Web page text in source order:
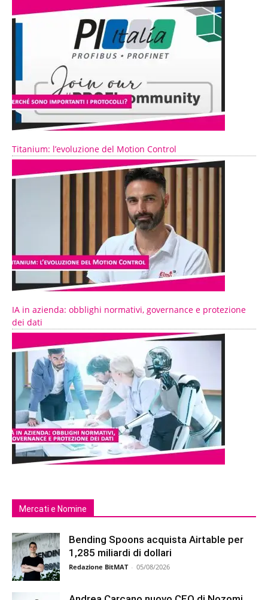
Titanium: l’evoluzione del Motion Control
IA in azienda: obblighi normativi, governance e protezione
dei dati
Mercati e Nomine
Bending Spoons acquista Airtable per
1,285 miliardi di dollari
Redazione BitMAT - 05/08/2026